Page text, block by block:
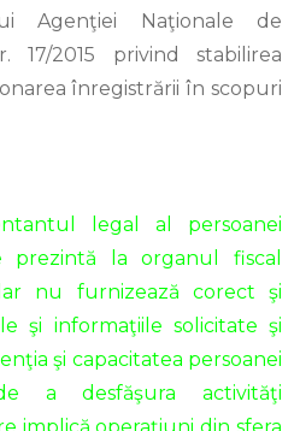
Agenţiei Naţionale de
17/2015 privind stabilirea
înregistrării în scopuri
legal al persoanei
prezintă la organul fiscal
nu furnizează corect şi
şi informaţiile solicitate şi
şi capacitatea persoanei
a desfăşura activităţi
implică operaţiuni din sfera